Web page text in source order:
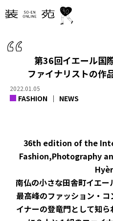
第36回イエール国
ファイナリストの作
2022.01.05
FASHION NEWS
36th edition of the
Fashion,Photography
南仏の小さな田舎町イエ
最高峰のファッション・
イナーの登竜門として知